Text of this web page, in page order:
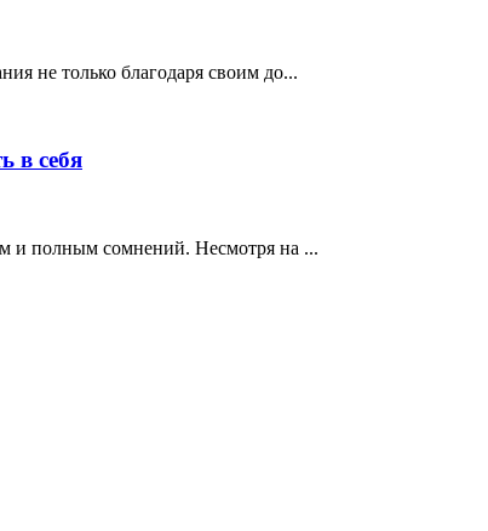
не только благодаря своим до...
в себя
и полным сомнений. Несмотря на ...